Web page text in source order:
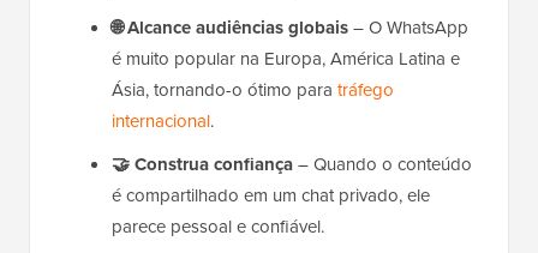
🌐Alcance audiências globais– O WhatsApp
é muito popular na Europa, América Latina e
Ásia, tornando-o ótimo para tráfego
internacional.
🤝Construa confiança– Quando o conteúdo
é compartilhado em um chat privado, ele
parece pessoal e confiável.